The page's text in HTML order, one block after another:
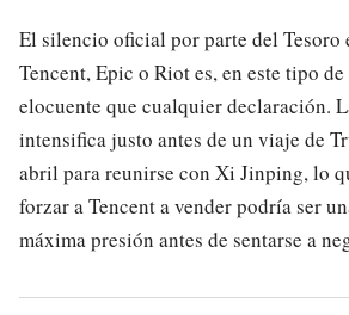
El silencio oficial por parte del Tesoro
Tencent, Epic o Riot es, en este tipo
elocuente que cualquier declaración.
intensifica justo antes de un viaje de
abril para reunirse con Xi Jinping, lo
forzar a Tencent a vender podría ser
máxima presión antes de sentarse a